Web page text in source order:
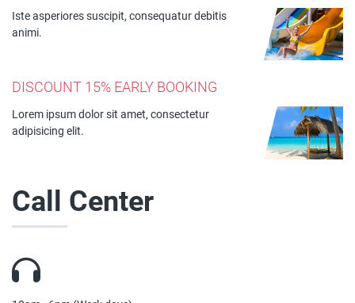
Iste asperiores suscipit, consequatur debitis
animi.
DISCOUNT 15% EARLY BOOKING
Lorem ipsum dolor sit amet, consectetur
adipisicing elit.
Call Center